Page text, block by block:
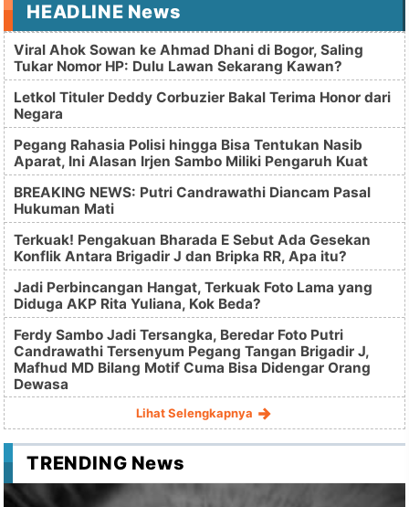
HEADLINE News
Viral Ahok Sowan ke Ahmad Dhani di Bogor, Saling
Tukar Nomor HP: Dulu Lawan Sekarang Kawan?
Letkol Tituler Deddy Corbuzier Bakal Terima Honor dari
Negara
Pegang Rahasia Polisi hingga Bisa Tentukan Nasib
Aparat, Ini Alasan Irjen Sambo Miliki Pengaruh Kuat
BREAKING NEWS: Putri Candrawathi Diancam Pasal
Hukuman Mati
Terkuak! Pengakuan Bharada E Sebut Ada Gesekan
Konflik Antara Brigadir J dan Bripka RR, Apa itu?
Jadi Perbincangan Hangat, Terkuak Foto Lama yang
Diduga AKP Rita Yuliana, Kok Beda?
Ferdy Sambo Jadi Tersangka, Beredar Foto Putri
Candrawathi Tersenyum Pegang Tangan Brigadir J,
Mafhud MD Bilang Motif Cuma Bisa Didengar Orang
Dewasa
Lihat Selengkapnya
TRENDING News